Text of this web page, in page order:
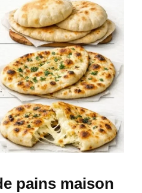
pains maison